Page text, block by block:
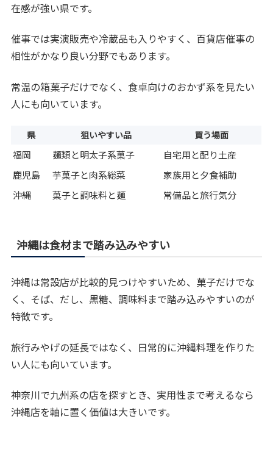
在感が強い県です。
催事では実演販売や冷蔵品も入りやすく、百貨店催事の
相性がかなり良い分野でもあります。
常温の箱菓子だけでなく、食卓向けのおかず系を見たい
人にも向いています。
県 狙いやすい品 買う場面
福岡 麺類と明太子系菓子
自宅用と配り土産
鹿児島
芋菓子と肉系総菜
家族用と夕食補助
沖縄
菓子と調味料と麺 常備品と旅行気分
沖縄は食材まで踏み込みやすい
沖縄は常設店が比較的見つけやすいため、菓子だけでな
く、そば、だし、黒糖、調味料まで踏み込みやすいのが
特徴です。
旅行みやげの延長ではなく、日常的に沖縄料理を作りた
い人にも向いています。
神奈川で九州系の店を探すとき、実用性まで考えるなら
沖縄店を軸に置く価値は大きいです。